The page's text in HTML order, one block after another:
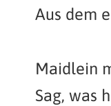
Aus dem
Maidlein
Sag, was